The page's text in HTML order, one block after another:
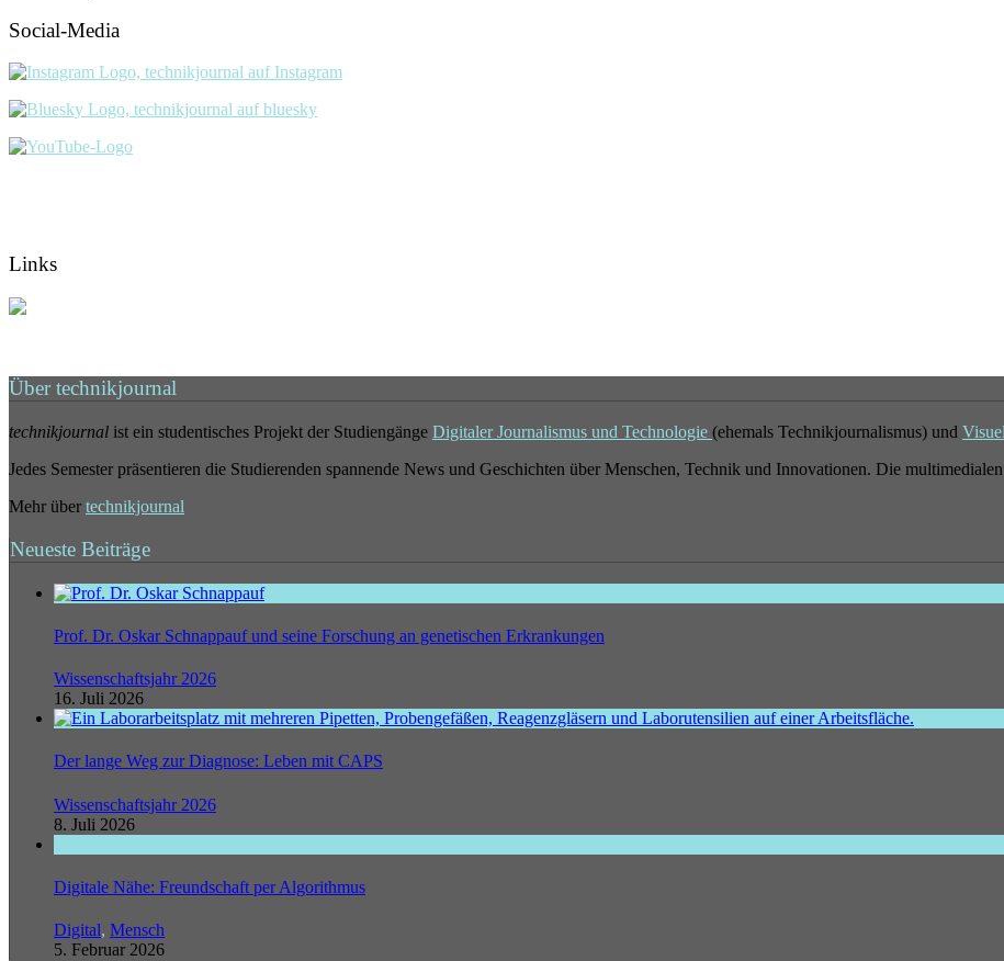
Social-Media
Links
Über technikjournal
technikjournal ist ein studentisches Projekt der Studiengänge Digitaler Journalismus und Technologie (ehemals Technikjournalismus) und
Jedes Semester präsentieren die Studierenden spannende News und Geschichten über Menschen, Technik und Innovationen. Die
Mehr über technikjournal
Neueste Beiträge
Prof. Dr. Oskar Schnappauf und seine Forschung an genetischen Erkrankungen
Wissenschaftsjahr 2026
16. Juli 2026
Der lange Weg zur Diagnose: Leben mit CAPS
Wissenschaftsjahr 2026
8. Juli 2026
Digitale Nähe: Freundschaft per Algorithmus
Digital, Mensch
5. Februar 2026